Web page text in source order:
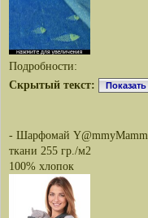
Подробности:
Скрытый текст:
Показать
- Шарфомай
ткани 255 гр./м2
100% хлопок